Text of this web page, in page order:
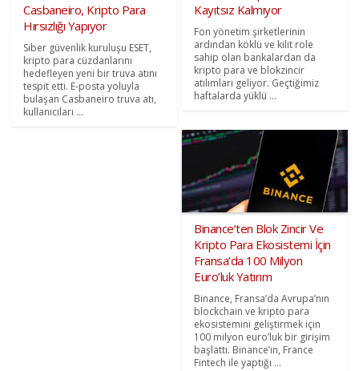
Casbaneiro, Kripto Para
Hırsızlığı Yapıyor
Siber güvenlik kuruluşu ESET,
kripto para cüzdanlarını
hedefleyen yeni bir truva atını
tespit etti. E-posta yoluyla
bulaşan Casbaneiro truva atı,
kullanıcıları ...
Kayıtsız Kalmıyor
Fon yönetim şirketlerinin
ardından köklü ve kilit role
sahip olan bankalardan da
kripto para ve blokzincir
atılımları geliyor. Geçtiğimiz
haftalarda yüklü ...
Binance’ten Blok Zincir Ve
Kripto Para Ekosistemi İçin
Fransa’da 100 Milyon
Euro’luk Yatırım
Binance, Fransa’da Avrupa’nın
blockchain ve kripto para
ekosistemini geliştirmek için
100 milyon euro’luk bir girişim
başlattı. Binance’ın, France
Fintech ile yaptığı ...